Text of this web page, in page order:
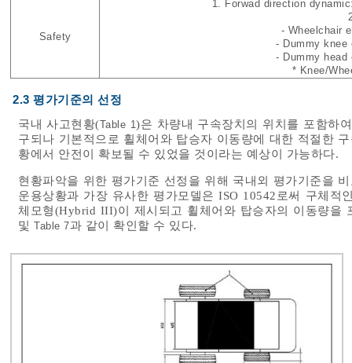
Safety
1. Forwad direction
- Wheelchair
- Dummy knee
- Dummy head
* Knee/
2.3 평가기준의 선정
국내 사고현황(Table 1)은 차량내 구속장치의 위치를 포함하
구되나 기본적으로 휠체어와 탑승자 이동량에 대한 적절한
황에서 안전이 확보될 수 있었을 것이라는 예상이 가능하다.
현황파악을 위한 평가기준 선정을 위해 국내외 평가기준을
운용상황과 가장 유사한 평가모델은 ISO 10542로써 구체적
체모형(Hybrid III)이 제시되고 휠체어와 탑승자의 이동량을
및 Table 7과 같이 확인할 수 있다.